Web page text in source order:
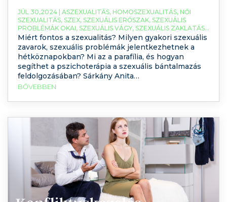
JÚL 30,2024 | ASZEXUALITÁS, HOMOSZEXUALITÁS, NŐI
SZEXUALITÁS, SZEX, SZEXUÁLIS ERŐSZAK, SZEXUÁLIS
PROBLÉMÁK OKAI, SZEXUÁLIS VÁGY, SZEXUÁLIS ZAKLATÁS,
SZEXUÁLIS ZAVAROK, SZEXUALITÁS,
SZEXUÁLPSZICHOLÓGUS
Miért fontos a szexualitás? Milyen gyakori szexuális
zavarok, szexuális problémák jelentkezhetnek a
hétköznapokban? Mi az a parafília, és hogyan
segíthet a pszichoterápia a szexuális bántalmazás
feldolgozásában? Sárkány Anita
szexuálpszichológiai szakpszichológus, szociál- és
szexualitásról, illetve a szexualitásnak a
onlinepszichológus.net csapatának a tagjaként
azzal foglalkozom, hogy segítsek egyéneknek,
BŐVEBBEN